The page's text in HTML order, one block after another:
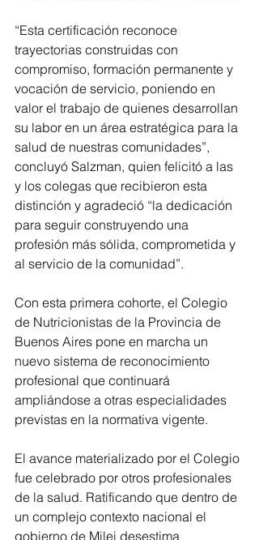
“Esta certificación reconoce
trayectorias construidas con
compromiso, formación permanente y
vocación de servicio, poniendo en
valor el trabajo de quienes desarrollan
su labor en un área estratégica para la
salud de nuestras comunidades”,
concluyó Salzman, quien felicitó a las
y los colegas que recibieron esta
distinción y agradeció “la dedicación
para seguir construyendo una
profesión más sólida, comprometida y
al servicio de la comunidad”.
Con esta primera cohorte, el Colegio
de Nutricionistas de la Provincia de
Buenos Aires pone en marcha un
nuevo sistema de reconocimiento
profesional que continuará
ampliándose a otras especialidades
previstas en la normativa vigente.
El avance materializado por el Colegio
fue celebrado por otros profesionales
de la salud. Ratificando que dentro de
un complejo contexto nacional el
gobierno de Milei desestima